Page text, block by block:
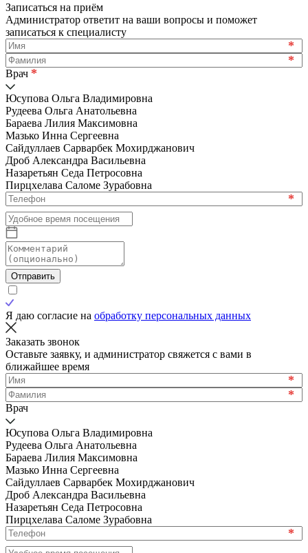
Записаться на приём
Администратор ответит на ваши вопросы и поможет
записаться к специалисту
*
*
Врач *
Юсупова Ольга Владимировна
Рудеева Ольга Анатольевна
Бараева Лилия Максимовна
Мазько Инна Сергеевна
Сайдуллаев Сарварбек Мохирджанович
Дроб Александра Васильевна
Назаретьян Седа Петросовна
Пирцхелава Саломе Зурабовна
*
Отправить
Я даю согласие на обработку персональных данных
Заказать звонок
Оставьте заявку, и администратор свяжется с вами в
ближайшее время
*
*
Врач
Юсупова Ольга Владимировна
Рудеева Ольга Анатольевна
Бараева Лилия Максимовна
Мазько Инна Сергеевна
Сайдуллаев Сарварбек Мохирджанович
Дроб Александра Васильевна
Назаретьян Седа Петросовна
Пирцхелава Саломе Зурабовна
*